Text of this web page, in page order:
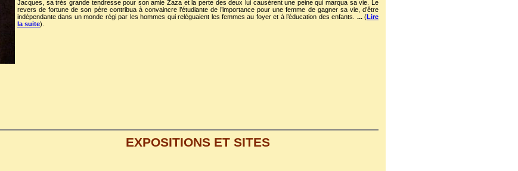
Jacques, sa très grande tendresse pour son amie Zaza et la perte des deux lui causèrent une peine qui marqua sa vie. Le
revers de fortune de son père contribua à convaincre l’étudiante de l’importance pour une femme de gagner sa vie, d’être
indépendante dans un monde régi par les hommes qui reléguaient les femmes au foyer et à l’éducation des enfants. ...(Lire
la suite).
EXPOSITIONS ET SITES